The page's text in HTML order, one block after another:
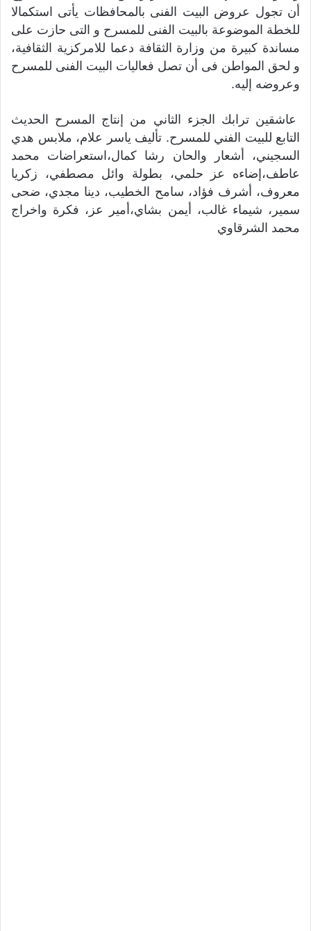
أن تجول عروض البيت الفنى بالمحافظات يأتى استكمالا
للخطة الموضوعة بالبيت الفنى للمسرح و التى حازت على
مساندة كبيرة من وزارة الثقافة دعما للامركزية الثقافية،
و لحق المواطن فى أن تصل فعاليات البيت الفنى للمسرح
وعروضه إليه.
عاشقين ترابك الجزء الثاني من إنتاج المسرح الحديث
التابع للبيت الفني للمسرح. تأليف ياسر علام، ملابس هدي
السجيني، أشعار والحان رشا كمال،استعراضات محمد
عاطف،إضاءه عز حلمي، بطولة وائل مصطفي، زكريا
معروف، أشرف فؤاد، سامح الخطيب، دينا مجدي، ضحى
سمير، شيماء غالب، أيمن بشاي،أمير عز، فكرة واخراج
محمد الشرقاوي